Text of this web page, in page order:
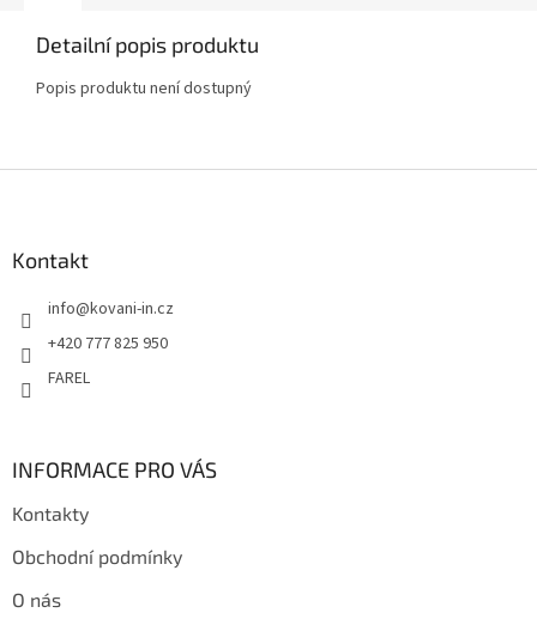
Detailní popis produktu
Popis produktu není dostupný
Kontakt
info@kovani-in.cz
+420 777 825 950
FAREL
INFORMACE PRO VÁS
Kontakty
Obchodní podmínky
O nás